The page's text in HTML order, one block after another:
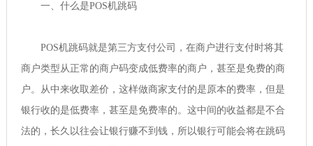
一、什么是POS机跳码
POS机跳码就是第三方支付公司，在商户进行支付时将其
商户类型从正常的商户码变成低费率的商户，甚至是免费的商
户。从中来收取差价，这样做商家支付的是原本的费率，但是
银行收的是低费率，甚至是免费率的。这中间的收益都是不合
法的，长久以往会让银行赚不到钱，所以银行可能会将在跳码